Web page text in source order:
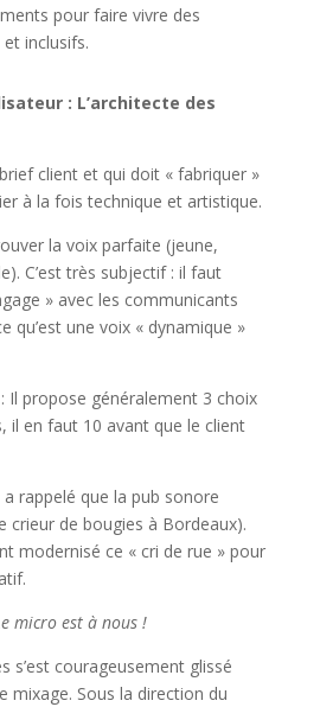
pour faire vivre des
inclusifs.
: L’architecte des
client et qui doit « fabriquer »
à la fois technique et artistique.
la voix parfaite (jeune,
C’est très subjectif : il faut
» avec les communicants
qu’est une voix « dynamique »
Il propose généralement 3 choix
il en faut 10 avant que le client
rappelé que la pub sonore
crieur de bougies à Bordeaux).
modernisé ce « cri de rue » pour
micro est à nous !
s’est courageusement glissé
mixage. Sous la direction du